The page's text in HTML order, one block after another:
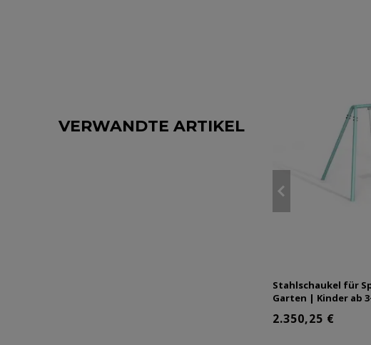
VERWANDTE ARTIKEL
Stahlschaukel für
Garten | Kinder ab
2.350,25 €